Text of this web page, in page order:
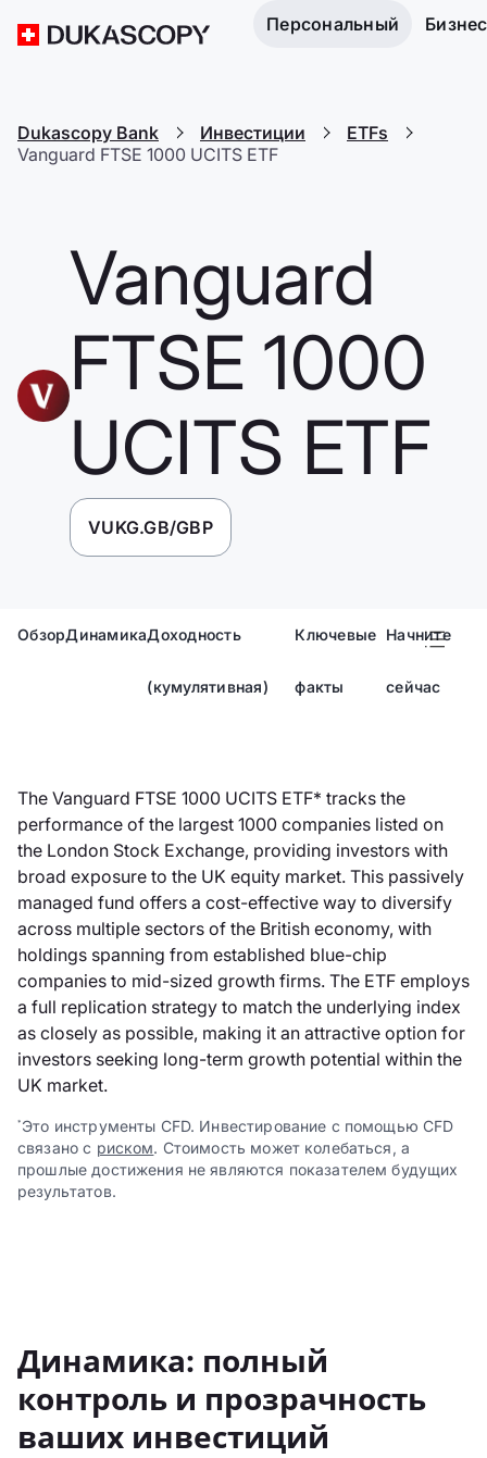
Персональный Бизнес
Dukascopy Bank Инвестиции
ETFs
Vanguard FTSE 1000 UCITS ETF
Vanguard
FTSE 1000
UCITS ETF
VUKG.GB/GBP
ОбзорДинамикаДоходность
(кумулятивная)
Ключевые
факты
Начните
сейчас
The Vanguard FTSE 1000 UCITS ETF* tracks the
performance of the largest 1000 companies listed on
the London Stock Exchange, providing investors with
broad exposure to the UK equity market. This passively
managed fund offers a cost-effective way to diversify
across multiple sectors of the British economy, with
holdings spanning from established blue-chip
companies to mid-sized growth firms. The ETF employs
a full replication strategy to match the underlying index
as closely as possible, making it an attractive option for
investors seeking long-term growth potential within the
UK market.
* Это инструменты CFD. Инвестирование с помощью CFD
связано с риском. Стоимость может колебаться, а
прошлые достижения не являются показателем будущих
результатов.
Динамика: полный
контроль и прозрачность
ваших инвестиций